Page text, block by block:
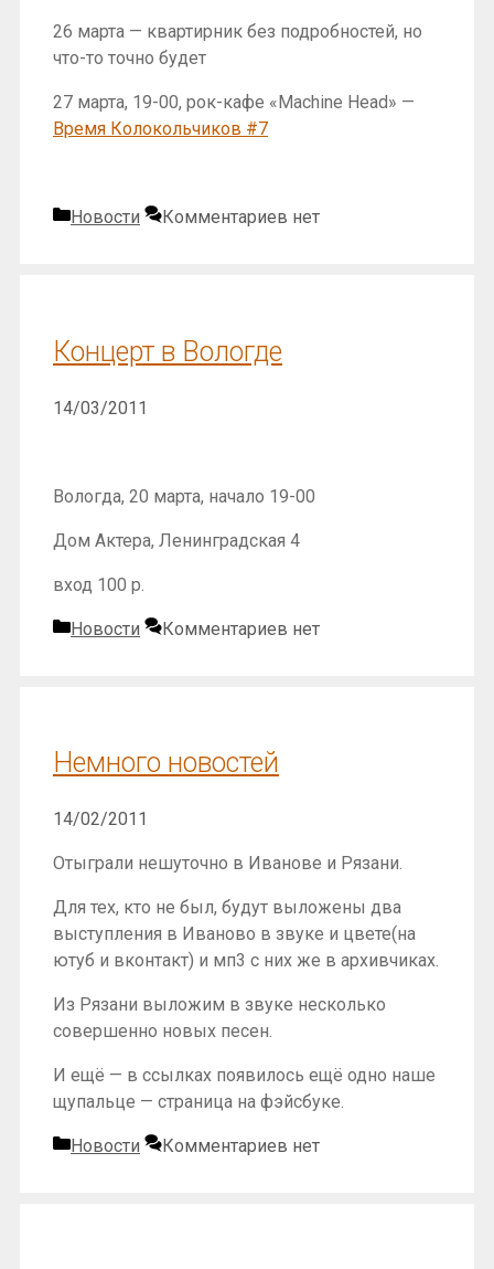
26 марта — квартирник без подробностей, но
что-то точно будет
27 марта, 19-00, рок-кафе «Machine Head» —
Время Колокольчиков #7
Рубрики
Новости Комментариев нет
Концерт в Вологде
14/03/2011
Вологда, 20 марта, начало 19-00
Дом Актера, Ленинградская 4
вход 100 р.
Рубрики
Новости Комментариев нет
Немного новостей
14/02/2011
Отыграли нешуточно в Иванове и Рязани.
Для тех, кто не был, будут выложены два
выступления в Иваново в звуке и цвете(на
ютуб и вконтакт) и мп3 с них же в архивчиках.
Из Рязани выложим в звуке несколько
совершенно новых песен.
И ещё — в ссылках появилось ещё одно наше
щупальце — страница на фэйсбуке.
Рубрики
Новости Комментариев нет